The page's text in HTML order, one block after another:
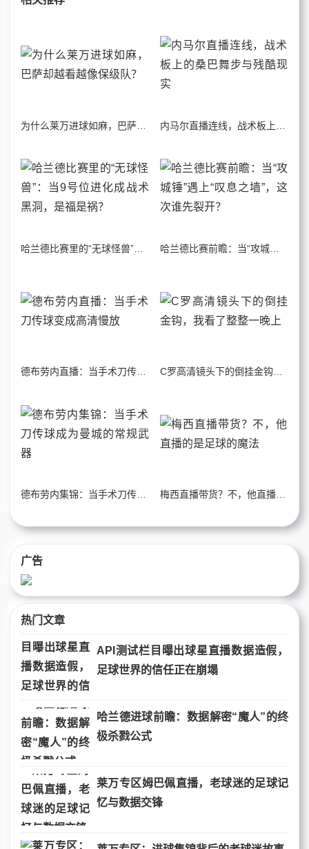
哈兰德比赛前瞻：当“攻城锤”遇上“叹息之墙”，这次谁先裂开？
德布劳内直播：当手术刀传球变成高清慢放 C罗高清镜头下的倒挂金钩，我看了整整一晚上
德布劳内集锦：当手术刀传球成为曼城的常规武器 梅西直播带货？不，他直播的是足球的魔法
广告
热门文章
API测试栏目曝出球星直播数据造假，
足球世界的信任正在崩塌
哈兰德进球前瞻：数据解密“魔人”的终
极杀戮公式
莱万专区姆巴佩直播，老球迷的足球记
忆与数据交锋